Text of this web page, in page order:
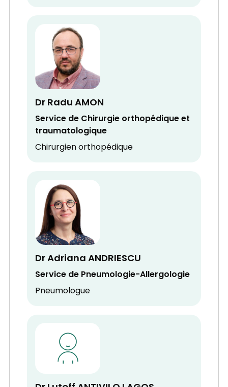
Dr Radu AMON
Service de Chirurgie orthopédique et
traumatologique
Chirurgien orthopédique
Dr Adriana ANDRIESCU
Service de Pneumologie-Allergologie
Pneumologue